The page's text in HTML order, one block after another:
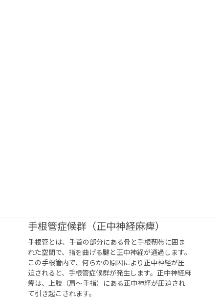
手根管症候群（正中神経麻痺）
手根管とは、手首の部分にある骨と手根靭帯に囲ま
れた空間で、指を曲げる腱と正中神経が通過します。
この手根管内で、何らかの原因により正中神経が圧
迫されると、手根管症候群が発生します。正中神経麻
痺は、上肢（肩～手指）にある正中神経が圧迫され
て引き起こされます。